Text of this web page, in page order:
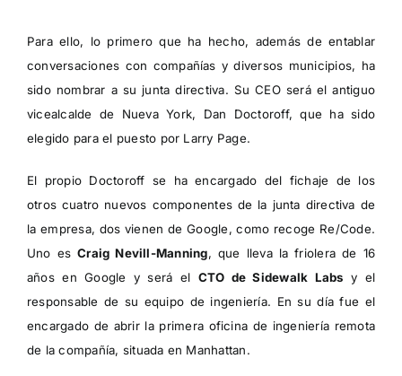
Para ello, lo primero que ha hecho, además de entablar
conversaciones con compañías y diversos municipios, ha
sido nombrar a su junta directiva. Su CEO será el antiguo
vicealcalde de Nueva York, Dan Doctoroff, que ha sido
elegido para el puesto por Larry Page.
El propio Doctoroff se ha encargado del fichaje de los
otros cuatro nuevos componentes de la junta directiva de
la empresa, dos vienen de Google, como recoge Re/Code.
Uno esCraig Nevill-Manning, que lleva la friolera de 16
años en Google y será el CTO de Sidewalk Labs y el
responsable de su equipo de ingeniería. En su día fue el
encargado de abrir la primera oficina de ingeniería remota
de la compañía, situada en Manhattan.